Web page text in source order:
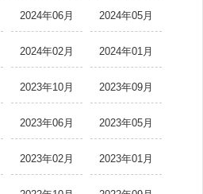
2024年06月 2024年05月
2024年02月 2024年01月
2023年10月 2023年09月
2023年06月 2023年05月
2023年02月 2023年01月